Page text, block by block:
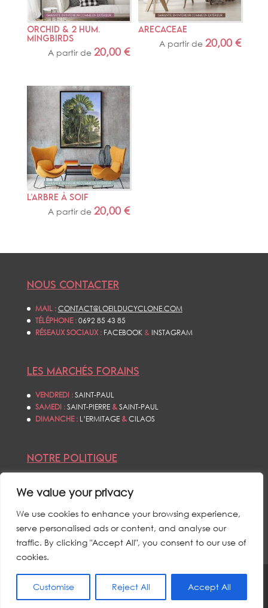
We value your privacy
We use cookies to enhance your browsing experience,
serve personalised ads or content, and analyse our
traffic. By clicking "Accept All", you consent to our use of
cookies.
Customise Reject All Accept All
ORCHID & 2 HUM.
MINGBIRDS
A partir de 20,00 €
ARECACEAE
A partir de20,00€
L’ARBRE À SOIF
A partir de 20,00 €
NOUS CONTACTER
MAIL :CONTACT@LOEILDUCYCLONE.COM
TÉLÉPHONE :0692 85 43 85
RÉSEAUX SOCIAUX : FACEBOOK& INSTAGRAM
LES MARCHÉS FORAINS
VENDREDI :SAINT-PAUL
SAMEDI :SAINT-PIERRE&SAINT-PAUL
DIMANCHE : L’ERMITAGE &CILAOS
NOTRE POLITIQUE
POLITIQUE DE CONFIDENTIALITÉS
© L’ŒIL DU CYCLONE - TOUS DROITS RÉSERVÉS - 2021